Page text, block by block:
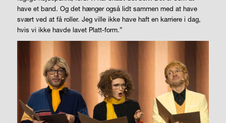
have et band. Og det hænger også lidt sammen med at have
svært ved at få roller. Jeg ville ikke have haft en karriere i dag,
hvis vi ikke havde lavet Platt-form.”